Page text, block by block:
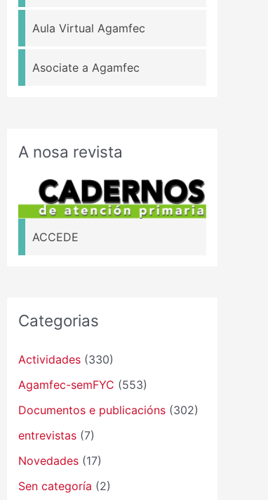
Aula Virtual Agamfec
Asociate a Agamfec
A nosa revista
ACCEDE
Categorias
Actividades (330)
Agamfec-semFYC (553)
Documentos e publicacións (302)
entrevistas (7)
Novedades (17)
Sen categoría (2)